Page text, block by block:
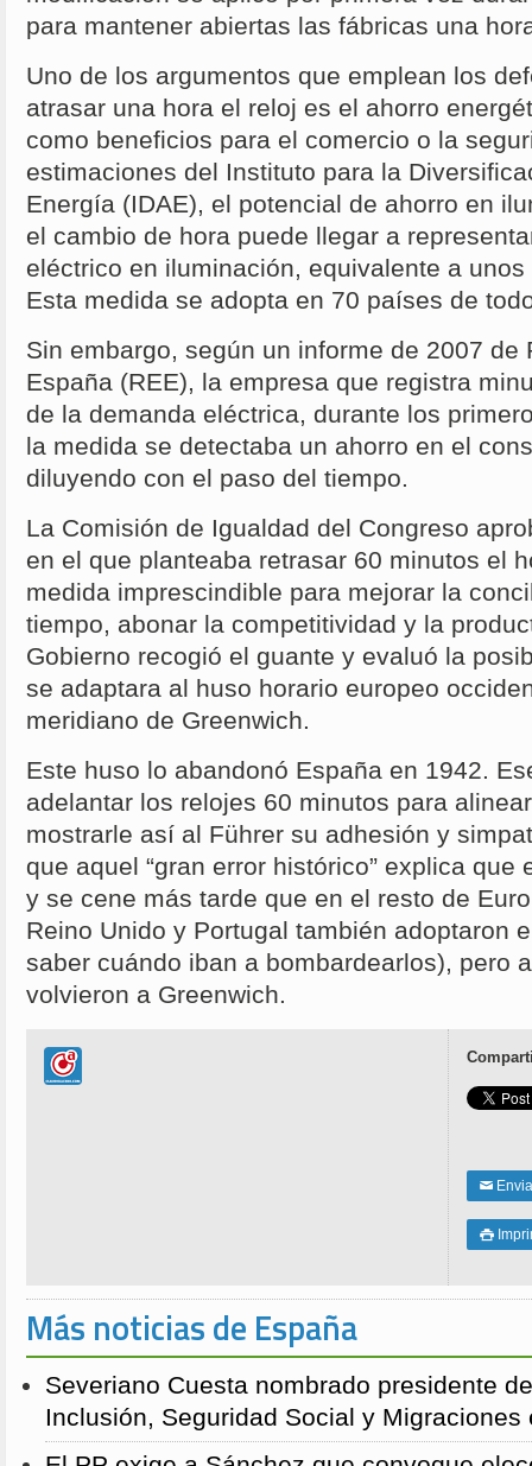
para mantener abiertas las fábricas una
Uno de los argumentos que emplean los
atrasar una hora el reloj es el ahorro
como beneficios para el comercio o la
estimaciones del Instituto para la
Energía (IDAE), el potencial de ahorro en
el cambio de hora puede llegar a
eléctrico en iluminación, equivalente a
Esta medida se adopta en 70 países de
Sin embargo, según un informe de 2007 de
España (REE), la empresa que registra
de la demanda eléctrica, durante los
la medida se detectaba un ahorro en el
diluyendo con el paso del tiempo.
La Comisión de Igualdad del Congreso
en el que planteaba retrasar 60 minutos el
medida imprescindible para mejorar la
tiempo, abonar la competitividad y la
Gobierno recogió el guante y evaluó la
se adaptara al huso horario europeo
meridiano de Greenwich.
Este huso lo abandonó España en 1942.
adelantar los relojes 60 minutos para
mostrarle así al Führer su adhesión y
que aquel “gran error histórico” explica
y se cene más tarde que en el resto de
Reino Unido y Portugal también adoptaron
saber cuándo iban a bombardearlos), pero
volvieron a Greenwich.
✉

Más noticias de España
Severiano Cuesta nombrado presidente
Inclusión, Seguridad Social y Migraciones